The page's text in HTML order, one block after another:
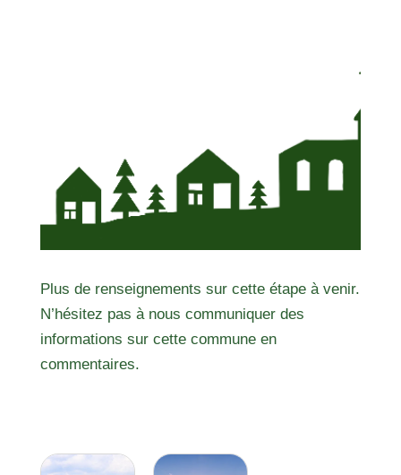
Plus de renseignements sur cette étape à venir.
N’hésitez pas à nous communiquer des
informations sur cette commune en
commentaires.